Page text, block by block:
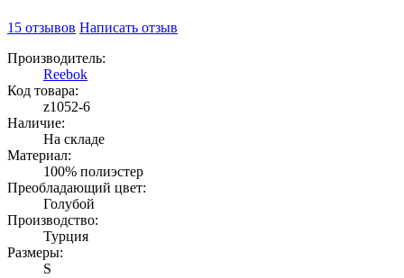
15 отзывов Написать отзыв
Производитель:
Reebok
Код товара:
z1052-6
Наличие:
На складе
Материал:
100% полиэстер
Преобладающий цвет:
Голубой
Производство:
Турция
Размеры:
S